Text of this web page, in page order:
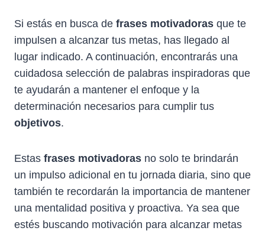
Si estás en busca de frases motivadoras que te
impulsen a alcanzar tus metas, has llegado al
lugar indicado. A continuación, encontrarás una
cuidadosa selección de palabras inspiradoras que
te ayudarán a mantener el enfoque y la
determinación necesarios para cumplir tus
objetivos.
Estas frases motivadoras no solo te brindarán
un impulso adicional en tu jornada diaria, sino que
también te recordarán la importancia de mantener
una mentalidad positiva y proactiva. Ya sea que
estés buscando motivación para alcanzar metas